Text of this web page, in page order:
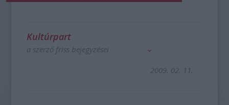
Kultúrpart
a szerző friss bejegyzései
2009. 02. 11.